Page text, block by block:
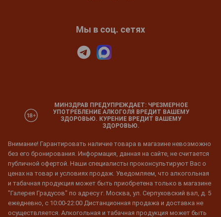
Мы в соц. сетях
МИНЗДРАВ ПРЕДУПРЕЖДАЕТ: ЧРЕЗМЕРНОЕ
УПОТРЕБЛЕНИЕ АЛКОГОЛЯ ВРЕДИТ ВАШЕМУ
ЗДОРОВЬЮ. КУРЕНИЕ ВРЕДИТ ВАШЕМУ
ЗДОРОВЬЮ.
Внимание! Гарантировать наличие товара в магазине невозможно
без его бронирования. Информация, данная на сайте, не считается
публичной офертой. Наши специалисты проконсультируют Вас о
ценах на товар и условиях продаж. Уведомляем, что алкогольная
и табачная продукция может быть приобретена только в магазине
"Галерея Градусов" по адресу г. Москва, ул. Серпуховский вал, д. 5
ежедневно, с 10:00-22:00 Дистанционная продажа и доставка не
осуществляется. Алкогольная и табачная продукция может быть